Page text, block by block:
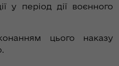
у період дії воєнного
цього наказу